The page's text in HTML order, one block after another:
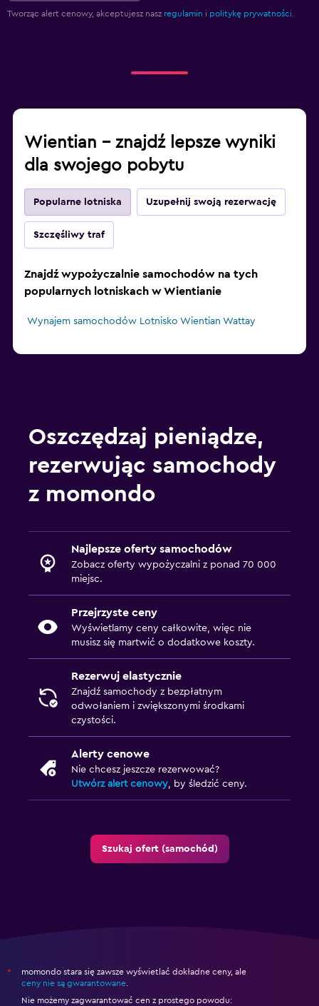
Tworząc alert cenowy, akceptujesz nasz regulamin i politykę prywatności.
Wientian – znajdź lepsze wyniki
dla swojego pobytu
Popularne lotniska Uzupełnij swoją rezerwację
Szczęśliwy traf
Znajdź wypożyczalnie samochodów na tych
popularnych lotniskach w Wientianie
Wynajem samochodów Lotnisko Wientian Wattay
Oszczędzaj pieniądze,
rezerwując samochody
z momondo
Najlepsze oferty samochodów
Zobacz oferty wypożyczalni z ponad 70 000
miejsc.
Przejrzyste ceny
Wyświetlamy ceny całkowite, więc nie
musisz się martwić o dodatkowe koszty.
Rezerwuj elastycznie
Znajdź samochody z bezpłatnym
odwołaniem i zwiększonymi środkami
czystości.
Alerty cenowe
Nie chcesz jeszcze rezerwować?
Utwórz alert cenowy, by śledzić ceny.
Szukaj ofert (samochód)
*
momondo stara się zawsze wyświetlać dokładne ceny, ale
ceny nie są gwarantowane.
Nie możemy zagwarantować cen z prostego powodu: